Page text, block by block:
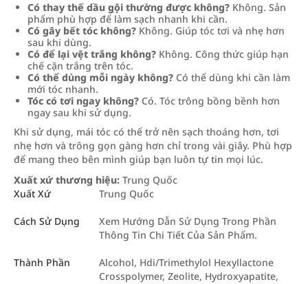
Có thay thế dầu gội thường được không? Không. Sản
phẩm phù hợp để làm sạch nhanh khi cần.
Có gây bết tóc không? Không. Giúp tóc tơi và nhẹ hơn
sau khi dùng.
Có để lại vệt trắng không? Không. Công thức giúp hạn
chế cặn trắng trên tóc.
Có thể dùng mỗi ngày không? Có thể dùng khi cần làm
mới tóc nhanh.
Tóc có tơi ngay không? Có. Tóc trông bồng bềnh hơn
ngay sau khi sử dụng.
Khi sử dụng, mái tóc có thể trở nên sạch thoáng hơn, tơi
nhẹ hơn và trông gọn gàng hơn chỉ trong vài giây. Phù hợp
để mang theo bên mình giúp bạn luôn tự tin mọi lúc.
Xuất xứ thương hiệu: Trung Quốc
Xuất Xứ
Trung Quốc
Cách Sử Dụng
Xem Hướng Dẫn Sử Dụng Trong Phần
Thông Tin Chi Tiết Của Sản Phẩm.
Thành Phần
Alcohol, Hdi/Trimethylol Hexyllactone
Crosspolymer, Zeolite, Hydroxyapatite,